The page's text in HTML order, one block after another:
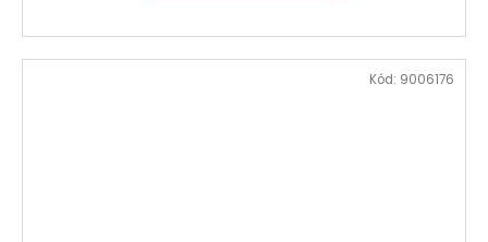
Kód: 9006176